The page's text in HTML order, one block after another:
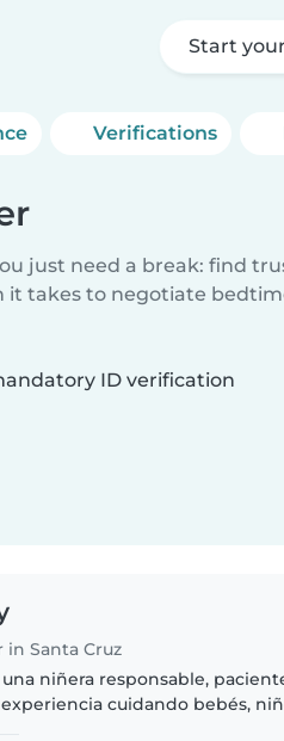
Start
Verifications
just need a break: find
it takes to negotiate
ID verification
in Santa Cruz
una niñera responsable,
cuidando bebés,